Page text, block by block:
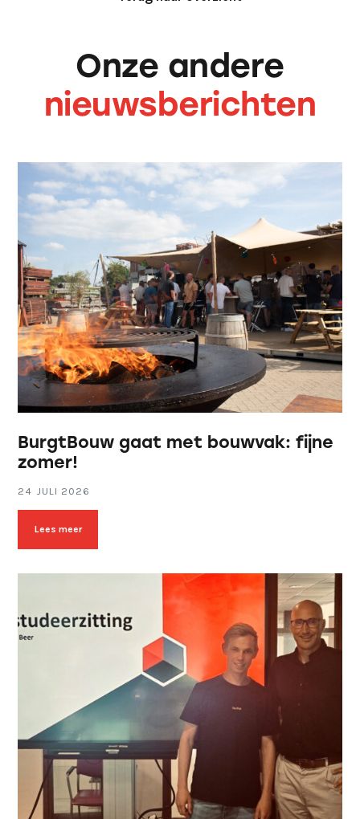
Onze andere
nieuwsberichten
BurgtBouw gaat met bouwvak: fijne
zomer!
24 JULI 2026
Lees meer